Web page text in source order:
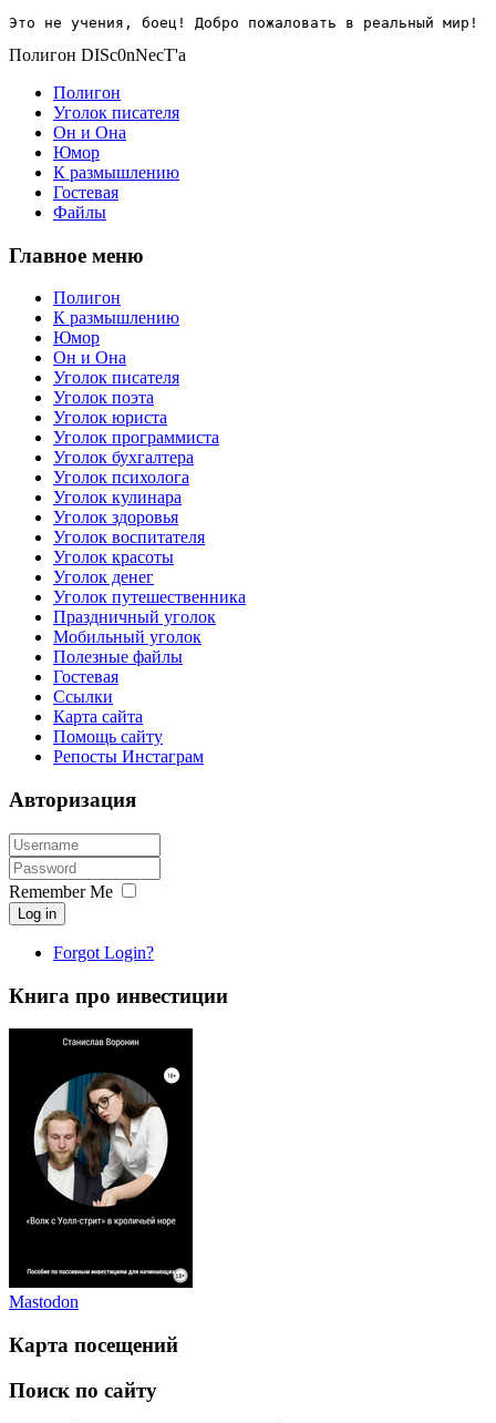
Это не учения, боец! Добро пожаловать в реальный мир!
Полигон DISc0nNecT'a
Полигон
Уголок писателя
Он и Она
Юмор
К размышлению
Гостевая
Файлы
Главное меню
Полигон
К размышлению
Юмор
Он и Она
Уголок писателя
Уголок поэта
Уголок юриста
Уголок программиста
Уголок бухгалтера
Уголок психолога
Уголок кулинара
Уголок здоровья
Уголок воспитателя
Уголок красоты
Уголок денег
Уголок путешественника
Праздничный уголок
Мобильный уголок
Полезные файлы
Гостевая
Ссылки
Карта сайта
Помощь сайту
Репосты Инстаграм
Авторизация
Remember Me
Log in
Forgot Login?
Книга про инвестиции
Mastodon
Карта посещений
Поиск по сайту